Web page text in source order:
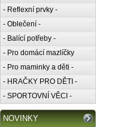
- Reflexní prvky -
- Oblečení -
- Balící potřeby -
- Pro domácí mazlíčky
- Pro maminky a děti -
- HRAČKY PRO DĚTI -
- SPORTOVNÍ VĚCI -
NOVINKY